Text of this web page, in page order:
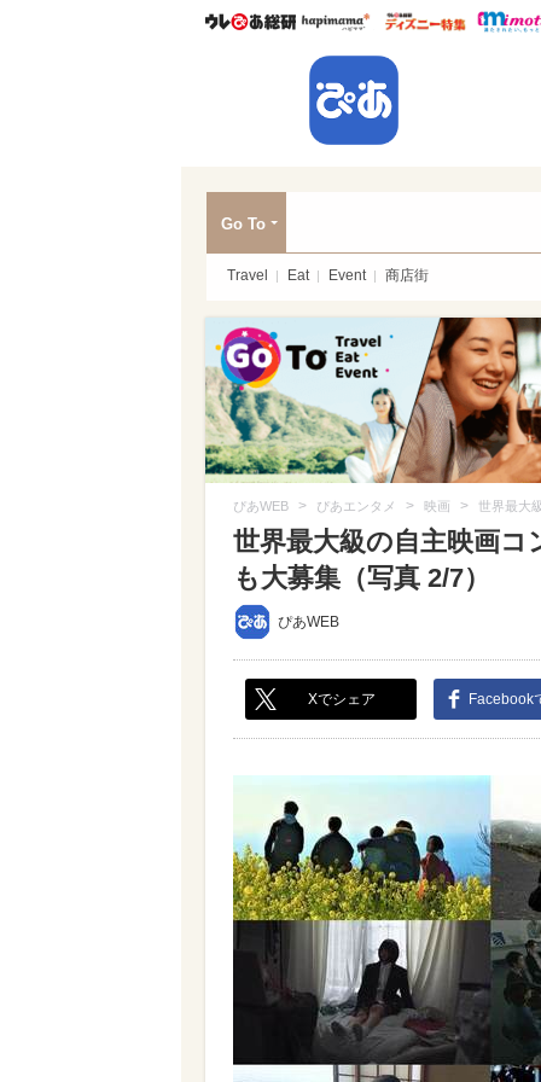
ウレぴあ総研ハピママ*
ウレぴ
Go To
Travel Eat Event 商店街
ぴあWEB > ぴあエンタメ > 映画 > 世界最大
世界最大級の自主映画コ
も大募集（写真 2/7）
ぴあWEB
Xでシェア Facebook